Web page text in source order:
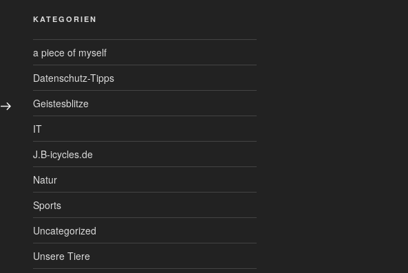
Nächster
Beitrag
KATEGORIEN
a piece of myself
Datenschutz-Tipps
Geistesblitze
IT
J.B-icycles.de
Natur
Sports
Uncategorized
Unsere Tiere